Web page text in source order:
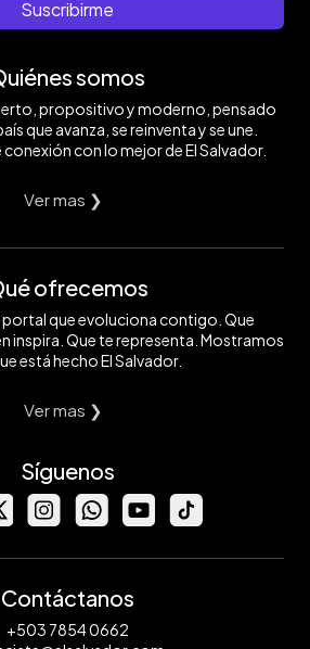
Suscribirme
somos
propositivo y moderno, pensado
que avanza, se reinventa y se une.
con lo mejor de El Salvador.
Ver mas ❯
ofrecemos
que evoluciona contigo. Que
inspira. Que te representa. Mostramos
está hecho El Salvador.
Ver mas ❯
Síguenos
Contáctanos
+503 7854 0662